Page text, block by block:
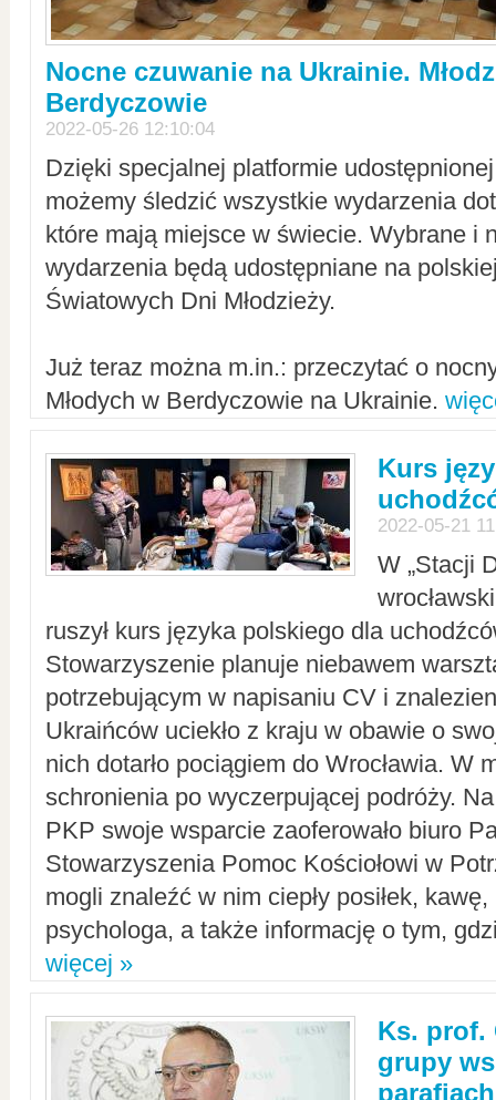
Nocne czuwanie na Ukrainie.
Berdyczowie
2022-05-26 12:10:04
Dzięki specjalnej platformie
możemy śledzić wszystkie wydarzenia
które mają miejsce w świecie. Wybrane i
wydarzenia będą udostępniane na
Światowych Dni Młodzieży.
Już teraz można m.in.: przeczytać o
Młodych w Berdyczowie na Ukrainie.
Kurs
2022-05-21
W „Stacji
ruszył kurs języka polskiego dla
Stowarzyszenie planuje niebawem
potrzebującym w napisaniu CV i
Ukraińców uciekło z kraju w obawie o
nich dotarło pociągiem do Wrocławia. W
schronienia po wyczerpującej podróży.
PKP swoje wsparcie zaoferowało biuro
Stowarzyszenia Pomoc Kościołowi w
mogli znaleźć w nim ciepły posiłek,
psychologa, a także informację o tym,
więcej »
Ks. prof.
grupy
parafiach